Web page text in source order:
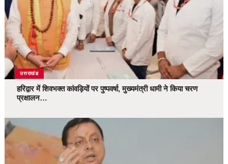
उत्तराखंड
हरिद्वार में शिवभक्त कांवड़ियों पर पुष्पवर्षा, मुख्यमंत्री धामी ने किया चरण
प्रक्षालन…